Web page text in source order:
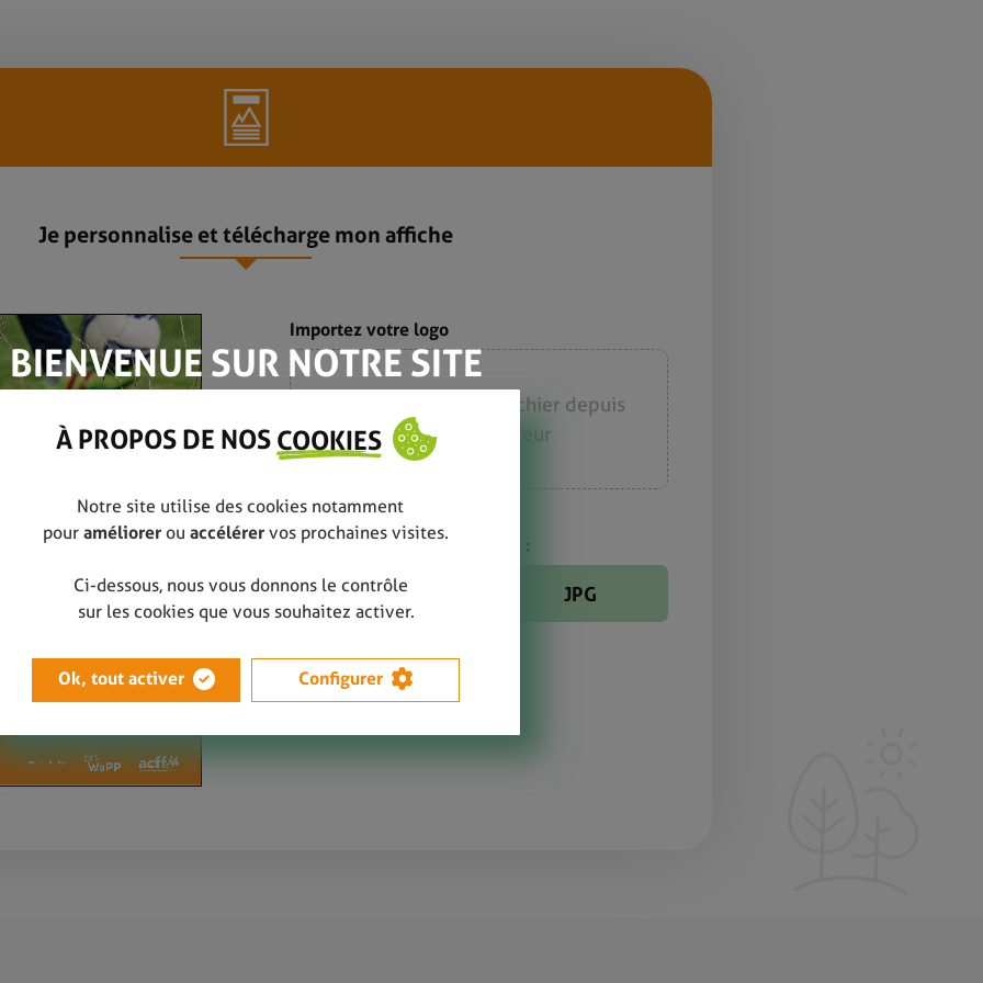
Je personnalise et télécharge mon affiche
Importez votre logo
Choisissez votre fichier depuis
votre ordinateur
Puis téléchargez votre visuel :
PDF JPG
BIENVENUE SUR NOTRE SITE
À PROPOS DE NOS COOKIES
Notre site utilise des cookies notamment
pour améliorer ou accélérer vos prochaines visites.
Ci-dessous, nous vous donnons le contrôle
sur les cookies que vous souhaitez activer.
Ok, tout activer Configurer